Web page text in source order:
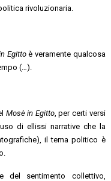
rivoluzionaria.
Egittoè veramente qualcosa
(…).
Mosè in Egitto, per certi versi
di ellissi narrative che la
il tema politico è
del sentimento collettivo,